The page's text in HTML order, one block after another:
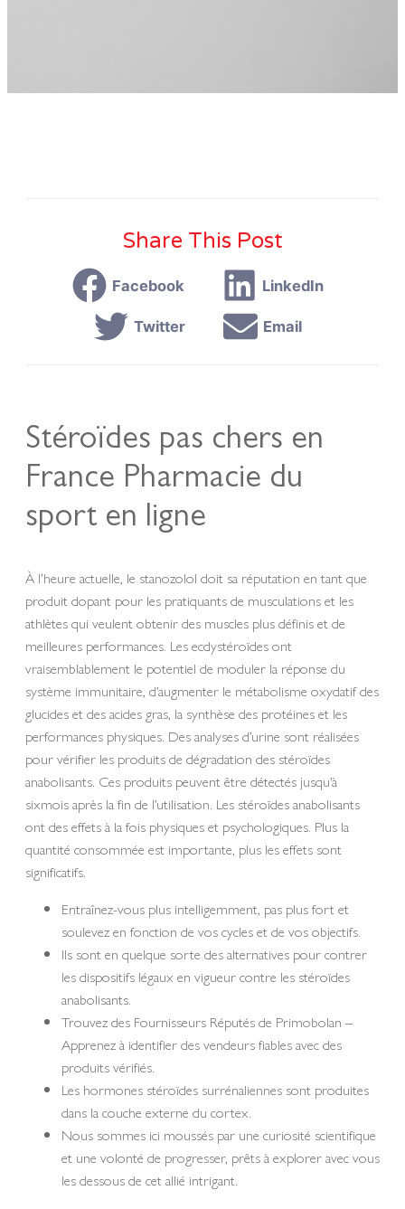
Share This Post
Facebook LinkedIn
Twitter Email
Stéroïdes pas chers en
France Pharmacie du
sport en ligne
À l’heure actuelle, le stanozolol doit sa réputation en tant que
produit dopant pour les pratiquants de musculations et les
athlètes qui veulent obtenir des muscles plus définis et de
meilleures performances. Les ecdystéroïdes ont
vraisemblablement le potentiel de moduler la réponse du
système immunitaire, d’augmenter le métabolisme oxydatif des
glucides et des acides gras, la synthèse des protéines et les
performances physiques. Des analyses d’urine sont réalisées
pour vérifier les produits de dégradation des stéroïdes
anabolisants. Ces produits peuvent être détectés jusqu’à
sixmois après la fin de l’utilisation. Les stéroïdes anabolisants
ont des effets à la fois physiques et psychologiques. Plus la
quantité consommée est importante, plus les effets sont
significatifs.
Entraînez-vous plus intelligemment, pas plus fort et
soulevez en fonction de vos cycles et de vos objectifs.
Ils sont en quelque sorte des alternatives pour contrer
les dispositifs légaux en vigueur contre les stéroïdes
anabolisants.
Trouvez des Fournisseurs Réputés de Primobolan –
Apprenez à identifier des vendeurs fiables avec des
produits vérifiés.
Les hormones stéroïdes surrénaliennes sont produites
dans la couche externe du cortex.
Nous sommes ici moussés par une curiosité scientifique
et une volonté de progresser, prêts à explorer avec vous
les dessous de cet allié intrigant.